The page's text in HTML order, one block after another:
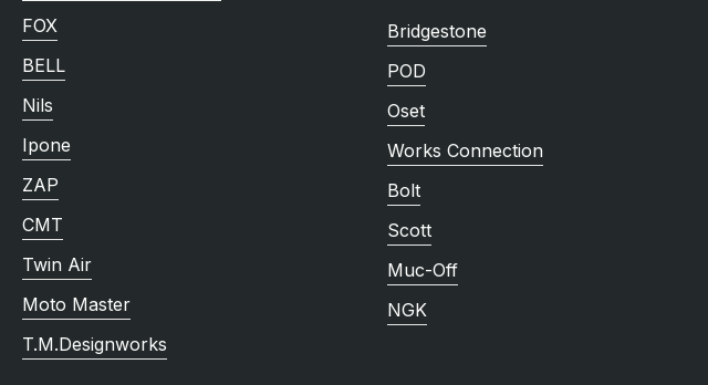
FOX
BELL
Nils
Ipone
ZAP
CMT
Twin Air
Moto Master
T.M.Designworks
Bridgestone
POD
Oset
Works Connection
Bolt
Scott
Muc-Off
NGK